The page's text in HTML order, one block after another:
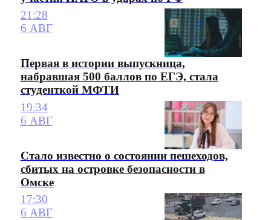
21:28
6 АВГ
Первая в истории выпускница,
набравшая 500 баллов по ЕГЭ, стала
студенткой МФТИ
19:34
6 АВГ
Стало известно о состоянии пешеходов,
сбитых на островке безопасности в
Омске
17:30
6 АВГ